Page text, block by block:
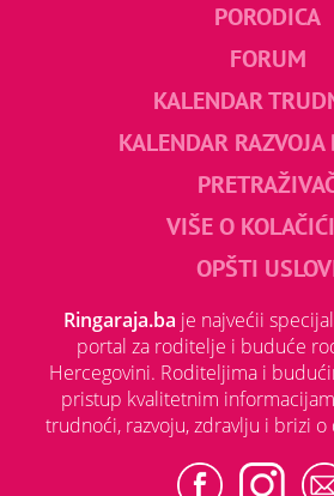
PORODICA
FORUM
KALENDAR
KALENDAR RAZVOJA
VIŠE O
OPŠTI
Ringaraja.ba je najvećii
portal za roditelje i buduće
Hercegovini. Roditeljima i
pristup kvalitetnim
trudnoći, razvoju, zdravlju i brizi